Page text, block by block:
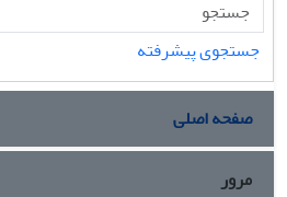
ارایه شده است. از سوی دیگر، در
محصول به وسیله رابطه میان یک
متغیر مستقل به عنوان پروفایل
نتیجه و خروجی فرآیندی با چندین
مطالعات کمتری در زمینه پایش
فرآیندهای چند مرحله ای صورت
بررسی اثر آبشاری بر پایش
جستجوی پیشرفته
صفحه اصلی
مرور